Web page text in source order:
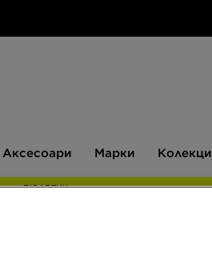
Аксесоари Марки
БЮЛЕТИН